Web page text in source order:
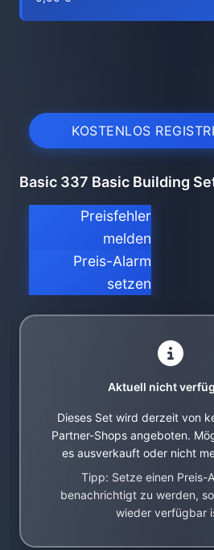
KOSTENLOS
Basic 337 Basic Building
Preisfehler
melden
Preis-Alarm
setzen
Aktuell nicht
Dieses Set wird derzeit von
Partner-Shops angeboten.
es ausverkauft oder nicht
Tipp: Setze einen Preis-
benachrichtigt zu werden,
wieder verfügbar